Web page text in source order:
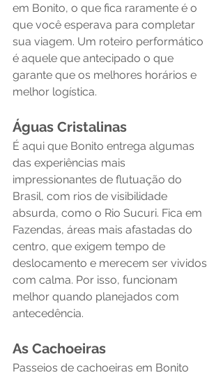
em Bonito, o que fica raramente é o
que você esperava para completar
sua viagem. Um roteiro performático
é aquele que antecipado o que
garante que os melhores horários e
melhor logística.
Águas Cristalinas
É aqui que Bonito entrega algumas
das experiências mais
impressionantes de flutuação do
Brasil, com rios de visibilidade
absurda, como o Rio Sucuri. Fica em
Fazendas, áreas mais afastadas do
centro, que exigem tempo de
deslocamento e merecem ser vividos
com calma. Por isso, funcionam
melhor quando planejados com
antecedência.
As Cachoeiras
Passeios de cachoeiras em Bonito